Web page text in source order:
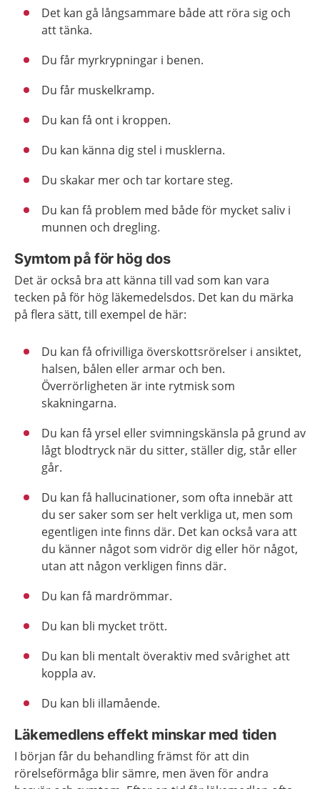
Det kan gå långsammare både att röra sig och
att tänka.
Du får myrkrypningar i benen.
Du får muskelkramp.
Du kan få ont i kroppen.
Du kan känna dig stel i musklerna.
Du skakar mer och tar kortare steg.
Du kan få problem med både för mycket saliv i
munnen och dregling.
Symtom på för hög dos
Det är också bra att känna till vad som kan vara
tecken på för hög läkemedelsdos. Det kan du märka
på flera sätt, till exempel de här:
Du kan få ofrivilliga överskottsrörelser i ansiktet,
halsen, bålen eller armar och ben.
Överrörligheten är inte rytmisk som
skakningarna.
Du kan få yrsel eller svimningskänsla på grund av
lågt blodtryck när du sitter, ställer dig, står eller
går.
Du kan få hallucinationer, som ofta innebär att
du ser saker som ser helt verkliga ut, men som
egentligen inte finns där. Det kan också vara att
du känner något som vidrör dig eller hör något,
utan att någon verkligen finns där.
Du kan få mardrömmar.
Du kan bli mycket trött.
Du kan bli mentalt överaktiv med svårighet att
koppla av.
Du kan bli illamående.
Läkemedlens effekt minskar med tiden
I början får du behandling främst för att din
rörelseförmåga blir sämre, men även för andra